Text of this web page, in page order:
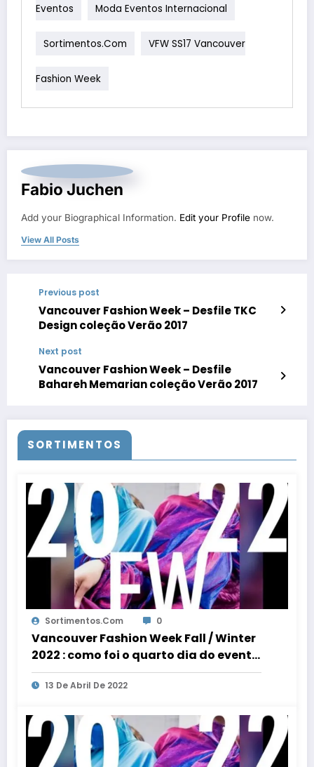
Eventos Moda Eventos Internacional
Sortimentos.com VFW SS17 Vancouver
Fashion Week
Fabio Juchen
Add your Biographical Information. Edit your Profile now.
View All Posts
Previous post
Vancouver Fashion Week – Desfile TKC
Design coleção Verão 2017
Next post
Vancouver Fashion Week – Desfile
Bahareh Memarian coleção Verão 2017
SORTIMENTOS
Sortimentos.com 0
Vancouver Fashion Week Fall / Winter
2022 : como foi o quarto dia do evento
de moda
13 De Abril De 2022